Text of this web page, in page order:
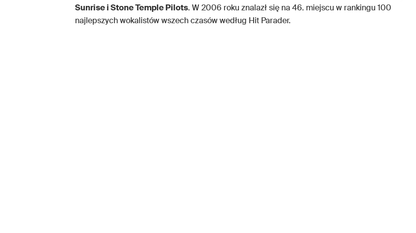
Sunrise i Stone Temple Pilots. W 2006 roku znalazł się na 46. miejscu w rankingu 100
najlepszych wokalistów wszech czasów według Hit Parader.